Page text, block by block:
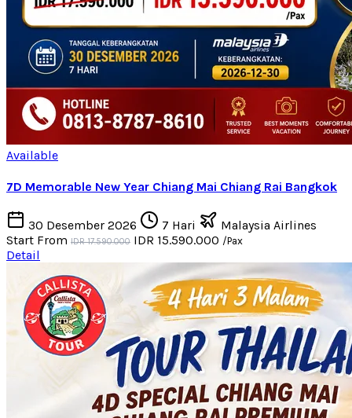
Available
7D Memorable New Year Chiang Mai Chiang Rai Bangkok
30 Desember 2026 7 Hari
Malaysia Airlines
Start From IDR 17.590.000 IDR 15.590.000 /Pax
Detail